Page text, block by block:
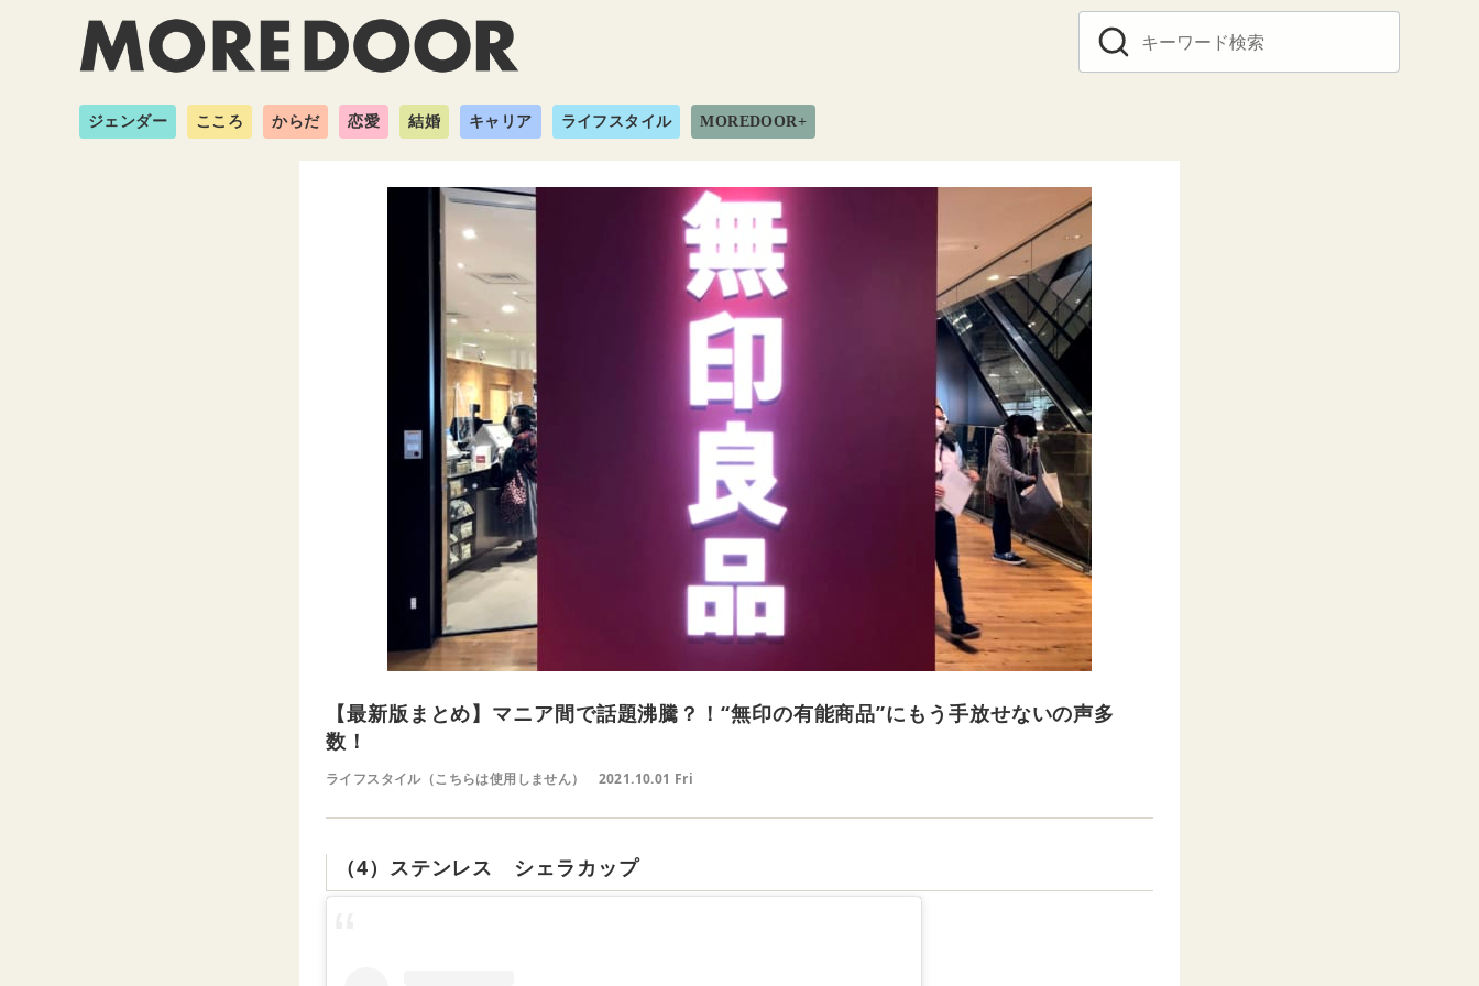
ジェンダー こころ からだ 恋愛 結婚 キャリア ライフスタイル MOREDOOR+
【最新版まとめ】マニア間で話題沸騰？！“無印の有能商品”にもう手放せないの声多
数！
ライフスタイル（こちらは使用しません） 2021.10.01 Fri
（4）ステンレス シェラカップ